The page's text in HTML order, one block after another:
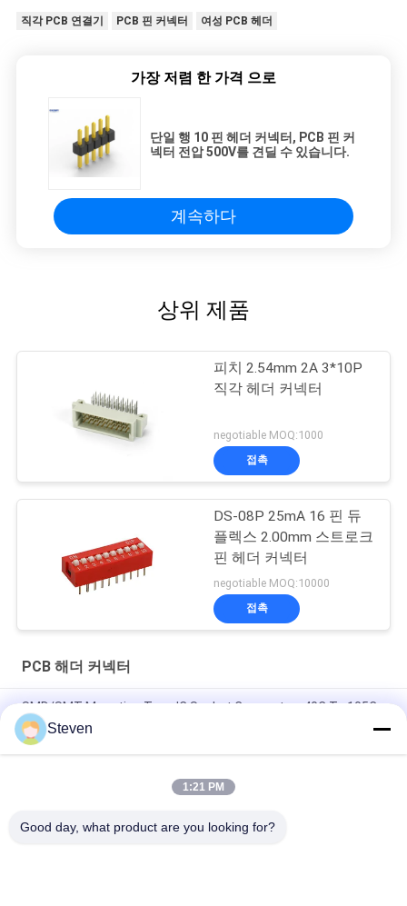
직각 PCB 연결기 PCB 핀 커넥터 여성 PCB 헤더
가장 저렴 한 가격 으로
단일 행 10 핀 헤더 커넥터, PCB 핀 커
넥터 전압 500V를 견딜 수 있습니다.
계속하다
상위 제품
피치 2.54mm 2A 3*10P
직각 헤더 커넥터
negotiable MOQ:1000
접촉
DS-08P 25mA 16 핀 듀
플렉스 2.00mm 스트로크
핀 헤더 커넥터
negotiable MOQ:10000
접촉
PCB 해더 커넥터
SMD/SMT Mounting Type IC Socket Connector -40C To 105C
Operation for Temperature Applications
SMD/SMT Mounting Type PCB Header Connector with SGS
Steven
1:21 PM
Good day, what product are you looking for?